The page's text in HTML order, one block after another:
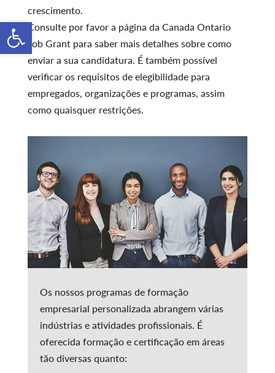
Open toolbar
crescimento.
Consulte por favor a página da Canada Ontario
Job Grant para saber mais detalhes sobre como
enviar a sua candidatura. É também possível
verificar os requisitos de elegibilidade para
empregados, organizações e programas, assim
como quaisquer restrições.
Os nossos programas de formação
empresarial personalizada abrangem várias
indústrias e atividades profissionais. É
oferecida formação e certificação em áreas
tão diversas quanto: